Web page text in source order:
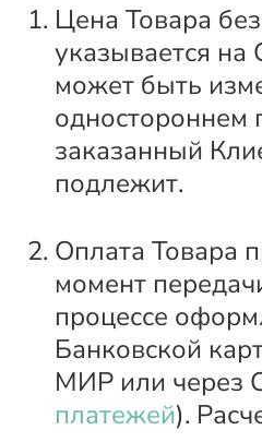
Цена Товара
указывается на
может быть
одностороннем
заказанный
подлежит.
Оплата Товара
момент
процессе
Банковской
МИР или через
платежей).